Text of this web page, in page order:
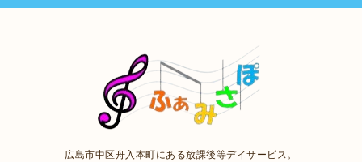
広島市中区舟入本町にある放課後等デイサービス。